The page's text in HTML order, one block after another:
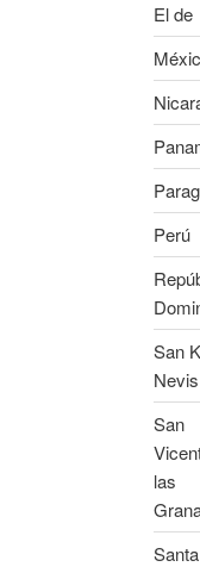
El de
Perú
San
Nevis
San
las